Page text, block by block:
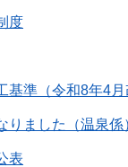
度
準（令和8年4月
ました（温泉係
表